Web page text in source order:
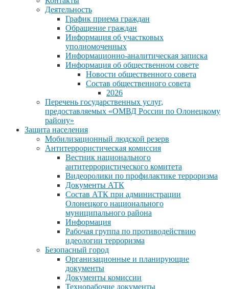
Деятельность
График приема граждан
Обращение граждан
Информация об участковых
уполномоченных
Информационно-аналитическая записка
Информация об общественном совете
Новости общественного совета
Состав общественного совета
2026
Перечень государственных услуг,
предоставляемых «ОМВД России по Олонецкому
району»
Защита населения
Мобилизационный людской резерв
Антитеррористическая комиссия
Вестник национального
антитеррористического комитета
Видеоролики по профилактике терроризма
Документы АТК
Состав АТК при администрации
Олонецкого национального
муниципального района
Информация
Рабочая группа по противодействию
идеологии терроризма
Безопасный город
Организационные и планирующие
документы
Документы комиссии
Технорабочие документы